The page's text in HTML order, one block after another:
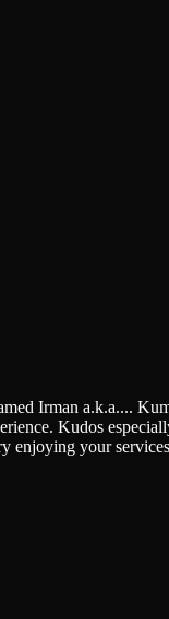
Irman a.k.a....
Kudos
enjoying your